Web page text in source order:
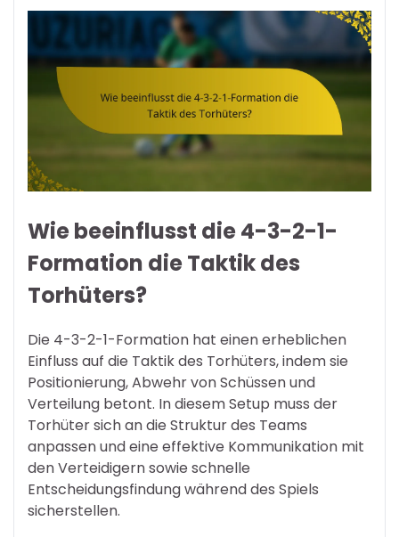
Wie beeinflusst die 4-3-2-1-
Formation die Taktik des
Torhüters?
Die 4-3-2-1-Formation hat einen erheblichen
Einfluss auf die Taktik des Torhüters, indem sie
Positionierung, Abwehr von Schüssen und
Verteilung betont. In diesem Setup muss der
Torhüter sich an die Struktur des Teams
anpassen und eine effektive Kommunikation mit
den Verteidigern sowie schnelle
Entscheidungsfindung während des Spiels
sicherstellen.